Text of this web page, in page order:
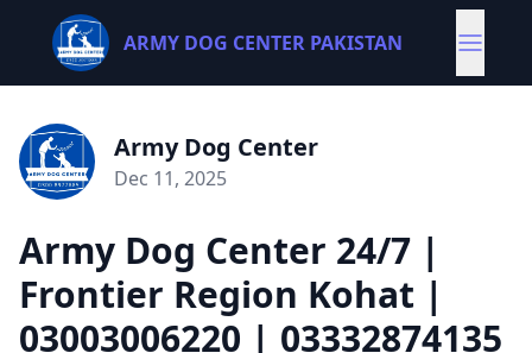
ARMY DOG CENTER PAKISTAN
Army Dog Center
Dec 11, 2025
Army Dog Center 24/7 |
Frontier Region Kohat |
03003006220 | 03332874135